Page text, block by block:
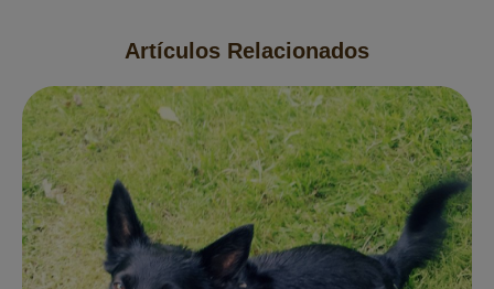
Artículos Relacionados